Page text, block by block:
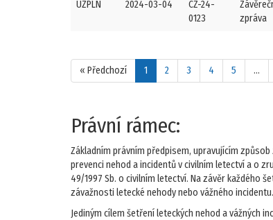
UZPLN 2024-03-04
CZ-24-
0123
zpráva
« Předchozí 1 2 3 4 5 …
Právní rámec:
Základním právním předpisem, upravujícím
prevenci nehod a incidentů v civilním letectví a o
49/1997 Sb. o civilním letectví. Na závěr každého
závažnosti letecké nehody nebo vážného incidentu.
Jediným cílem šetření leteckých nehod a vážných